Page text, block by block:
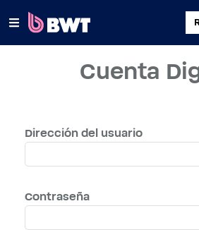
×
CONECTARSE A
REGISTRAR UN KIT SIN CUENTA
CONTACTAR
Cuenta
Dirección del usuario
Contraseña